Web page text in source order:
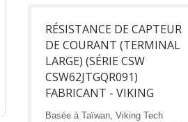
RÉSISTANCE DE CAPTEUR
DE COURANT (TERMINAL
LARGE) (SÉRIE CSW
CSW62JTGQR091)
FABRICANT - VIKING
Basée à Taïwan, Viking Tech